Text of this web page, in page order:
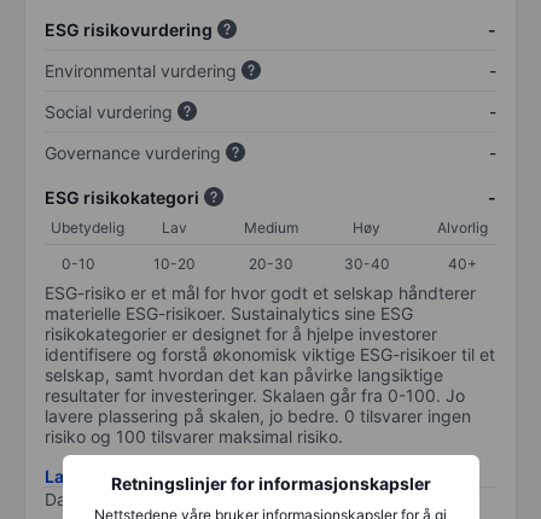
Retningslinjer for informasjonskapsler
Nettstedene våre bruker informasjonskapsler for å gi
ESG risikovurdering
-
Environmental vurdering
-
Social vurdering
-
Governance vurdering
-
ESG risikokategori -
Ubetydelig Lav Medium Høy
Alvorlig
0-10
10-20 20-30 30-40 40+
ESG-risiko er et mål for hvor godt et selskap håndterer
materielle ESG-risikoer. Sustainalytics sine ESG
risikokategorier er designet for å hjelpe investorer
identifisere og forstå økonomisk viktige ESG-risikoer til et
selskap, samt hvordan det kan påvirke langsiktige
resultater for investeringer. Skalaen går fra 0-100. Jo
lavere plassering på skalen, jo bedre. 0 tilsvarer ingen
risiko og 100 tilsvarer maksimal risiko.
Last ned metodikk for ESG-risiko
Data levert av